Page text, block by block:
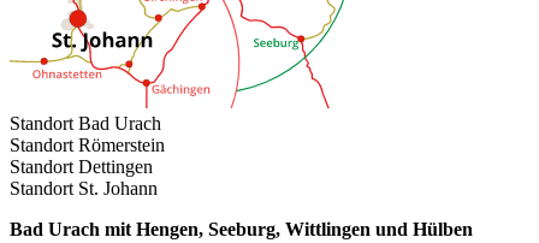
Standort Bad Urach
Standort Römerstein
Standort Dettingen
Standort St. Johann
Bad Urach mit Hengen, Seeburg, Wittlingen und Hülben